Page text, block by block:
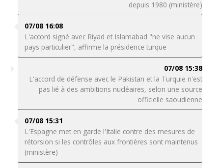
depuis 1980 (ministère)
07/08 16:08
L'accord signé avec Riyad et Islamabad "ne vise aucun
pays particulier", affirme la présidence turque
07/08 15:38
L'accord de défense avec le Pakistan et la Turquie n'est
pas lié à des ambitions nucléaires, selon une source
officielle saoudienne
07/08 15:31
L'Espagne met en garde l'Italie contre des mesures de
rétorsion si les contrôles aux frontières sont maintenus
(ministère)